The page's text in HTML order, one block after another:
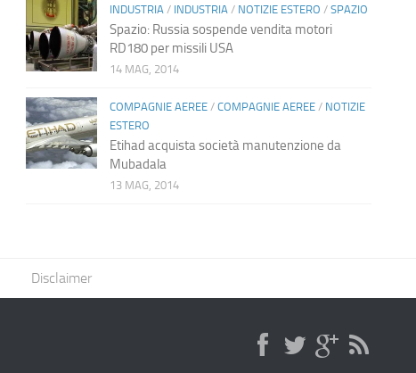
INDUSTRIA / INDUSTRIA / NOTIZIE ESTERO / SPAZIO
Spazio: Russia sospende vendita motori
RD180 per missili USA
14 MAG, 2014
COMPAGNIE AEREE/ COMPAGNIE AEREE/ NOTIZIE
ESTERO
Etihad acquista società manutenzione da
Mubadala
13 MAG, 2014
Disclaimer